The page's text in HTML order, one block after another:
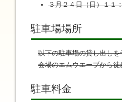
３月２４日（日）１１
駐車場場所
以下の駐車場の貸し出し
会場のエムウエーブから
駐車料金